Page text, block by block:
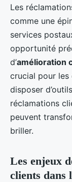
Les
comme une
services
opportunité
d’amélioration
crucial pour les
disposer
réclamations
peuvent
briller.
Les enjeux
clients dans